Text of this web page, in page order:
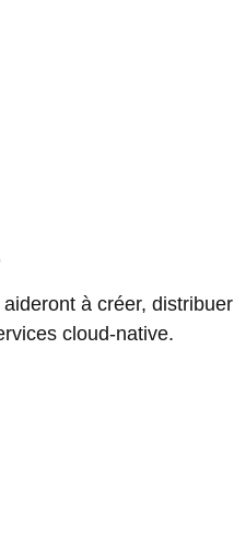
à créer, distribuer
cloud-native.